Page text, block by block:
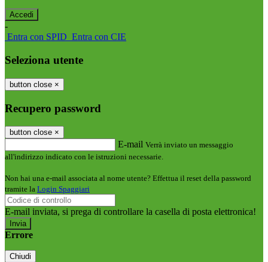
-
Entra con SPID Entra con CIE
Seleziona utente
button close ×
Recupero password
button close ×
E-mail Verrà inviato un messaggio
all'indirizzo indicato con le istruzioni necessarie.
Non hai una e-mail associata al nome utente? Effettua il reset della password
tramite la Login Spaggiari
E-mail inviata, si prega di controllare la casella di posta elettronica!
Errore
Chiudi